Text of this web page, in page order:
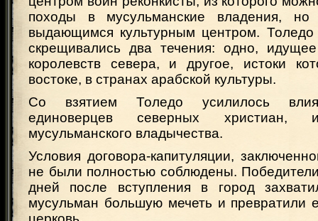
походы в мусульманские владения,
выдающимся культурным центром.
скрещивались два течения: одно,
королевств севера, и другое, истоки
востоке, в странах арабской культуры.
Со взятием Толедо усилилось
единоверцев северных христиан,
мусульманского владычества.
Условия договора-капитуляции,
не были полностью соблюдены. Победители
дней после вступления в город
мусульман большую мечеть и превратили